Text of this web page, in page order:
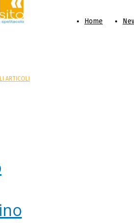
Home
ARTICOLI